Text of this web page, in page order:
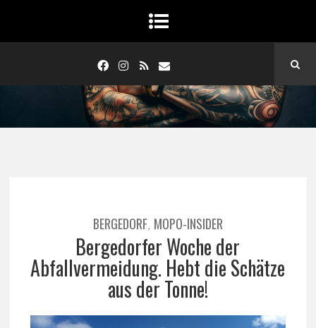
BERGEDORF, MOPO-INSIDER
Bergedorfer Woche der
Abfallvermeidung. Hebt die Schätze
aus der Tonne!